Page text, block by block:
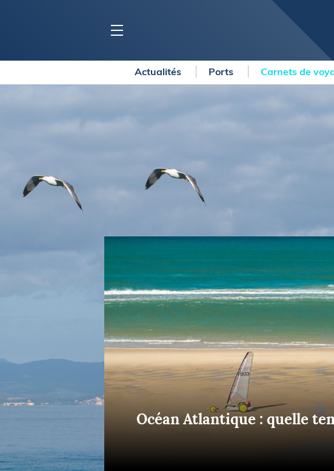
Collection Bloc Marine
Application Bloc Marine
Equipements
Salons
Yachting
Transat Café
LOISIRS
Pêche en mer
Plongée
Glisse
Actualités Ports Carnets de
Océan Atlantique : quelle